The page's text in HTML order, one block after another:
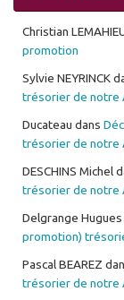
Christian
promotion
Sylvie NEYRINCK
trésorier de notre
Ducateau dans
trésorier de notre
DESCHINS Michel
trésorier de notre
Delgrange Hugues
promotion)
Pascal BEAREZ
trésorier de notre